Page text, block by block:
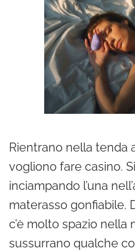
Rientrano nella tenda
vogliono fare casino.
inciampando l’una
materasso gonfiabile.
c’è molto spazio nella
sussurrano qualche